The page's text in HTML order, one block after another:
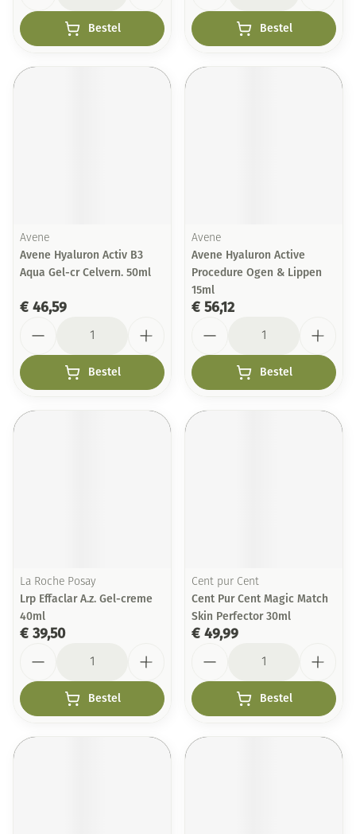
Bestel Bestel
Avene
Avene Hyaluron Activ B3
Aqua Gel-cr Celvern. 50ml
€ 46,59
Bestel
Avene
Avene Hyaluron Active
Procedure Ogen & Lippen
15ml
€ 56,12
Bestel
La Roche Posay
Lrp Effaclar A.z. Gel-creme
40ml
€ 39,50
Bestel
Cent pur Cent
Cent Pur Cent Magic Match
Skin Perfector 30ml
€ 49,99
Bestel